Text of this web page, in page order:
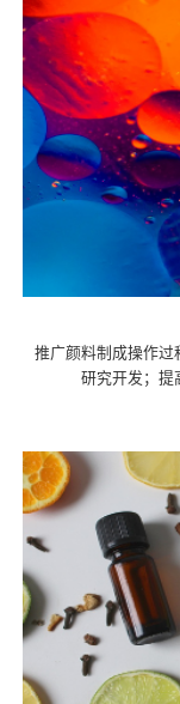
推广颜料制成操作过
研究开发；提